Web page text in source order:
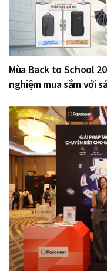
Mùa Back to School
nghiệm mua sắm với